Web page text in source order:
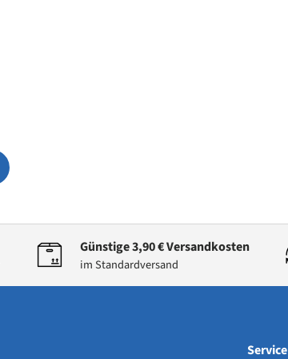
Günstige 3,90 € Versandkosten
im Standardversand
Service